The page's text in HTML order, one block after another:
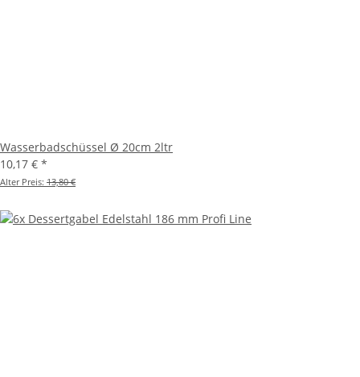
Wasserbadschüssel Ø 20cm 2ltr
10,17 € *
Alter Preis: 13,80 €